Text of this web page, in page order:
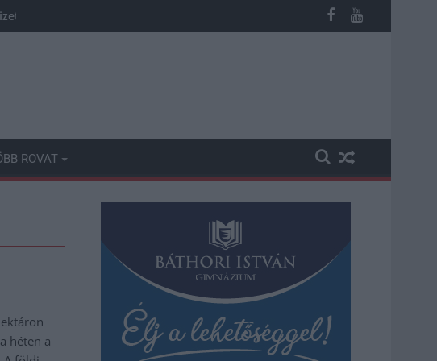
kapott, más fideszesek még kevesebbet vittek haza
ROVAT
héten a